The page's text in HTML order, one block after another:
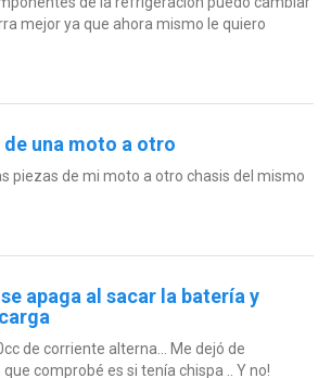
mejor ya que ahora mismo le quiero
una moto a otro
piezas de mi moto a otro chasis del mismo
apaga al sacar la batería y
de corriente alterna... Me dejó de
comprobé es si tenía chispa .. Y no!